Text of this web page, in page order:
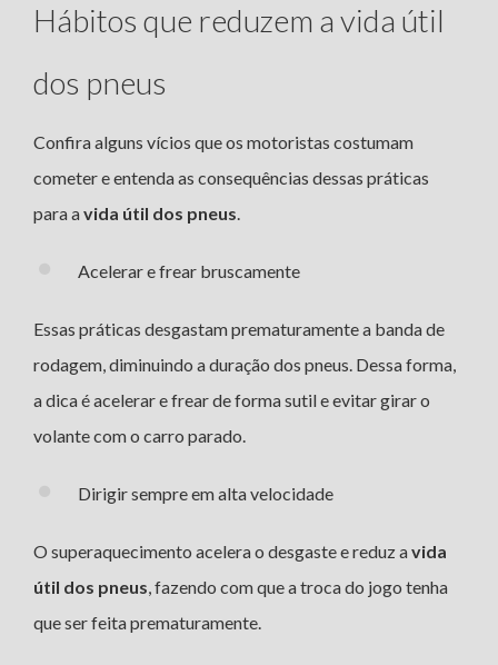
Hábitos que reduzem a vida útil
dos pneus
Confira alguns vícios que os motoristas costumam
cometer e entenda as consequências dessas práticas
para avida útil dos pneus.
Acelerar e frear bruscamente
Essas práticas desgastam prematuramente a banda de
rodagem, diminuindo a duração dos pneus. Dessa forma,
a dica é acelerar e frear de forma sutil e evitar girar o
volante com o carro parado.
Dirigir sempre em alta velocidade
O superaquecimento acelera o desgaste e reduz avida
útil dos pneus, fazendo com que a troca do jogo tenha
que ser feita prematuramente.